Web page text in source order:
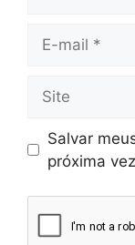
Salvar
próxima